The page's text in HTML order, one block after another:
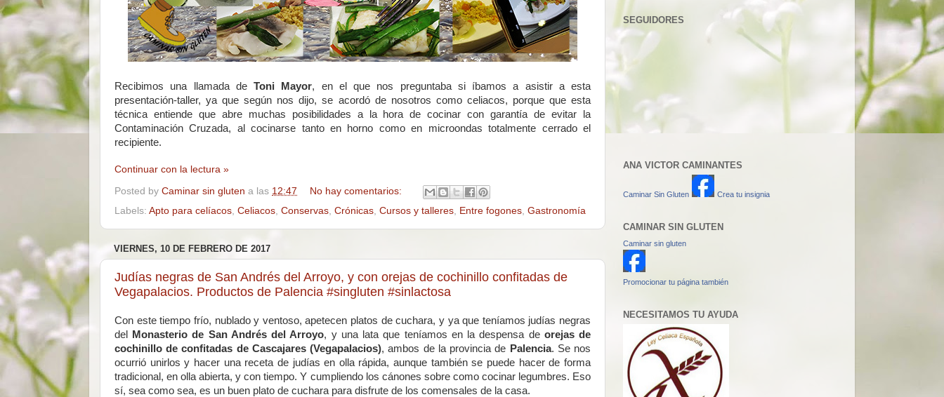
Recibimos una llamada de Toni Mayor, en el que nos preguntaba si íbamos a asistir a esta
presentación-taller, ya que según nos dijo, se acordó de nosotros como celiacos, porque que esta
técnica entiende que abre muchas posibilidades a la hora de cocinar con garantía de evitar la
Contaminación Cruzada, al cocinarse tanto en horno como en microondas totalmente cerrado el
recipiente.
Continuar con la lectura »
Posted by Caminar sin gluten a las 12:47
No hay comentarios:
Labels: Apto para celíacos, Celiacos, Conservas, Crónicas, Cursos y talleres, Entre fogones, Gastronomía
VIERNES, 10 DE FEBRERO DE 2017
Judías negras de San Andrés del Arroyo, y con orejas de cochinillo confitadas de
Vegapalacios. Productos de Palencia #singluten #sinlactosa
Con este tiempo frío, nublado y ventoso, apetecen platos de cuchara, y ya que teníamos judías negras
del
Monasterio de San Andrés del Arroyo, y una lata que teníamos en la despensa de orejas de
cochinillo de confitadas de Cascajares (Vegapalacios), ambos de la provincia de Palencia. Se nos
ocurrió unirlos y hacer una receta de judías en olla rápida, aunque también se puede hacer de forma
tradicional, en olla abierta, y con tiempo. Y cumpliendo los cánones sobre como cocinar legumbres. Eso
sí, sea como sea, es un buen plato de cuchara para disfrute de los comensales de la casa.
SEGUIDORES
ANA VICTOR CAMINANTES
Caminar Sin Gluten Crea tu insignia
CAMINAR SIN GLUTEN
Caminar sin gluten
Promocionar tu página también
NECESITAMOS TU AYUDA